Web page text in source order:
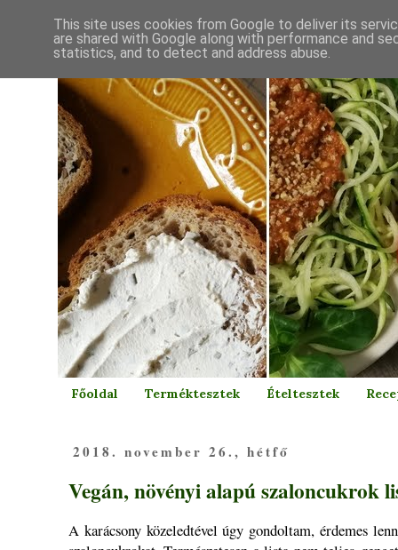
Főoldal Terméktesztek Ételtesztek
2018. november 26., hétfő
Vegán, növényi alapú szaloncukrok
A karácsony közeledtével úgy gondoltam, érdemes
This site uses cookies from Google to deliver its
are shared with Google along with performance and
statistics, and to detect and address abuse.